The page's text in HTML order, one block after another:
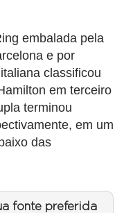
embalada pela
e por
classificou
em terceiro
terminou
em um
das
fonte preferida